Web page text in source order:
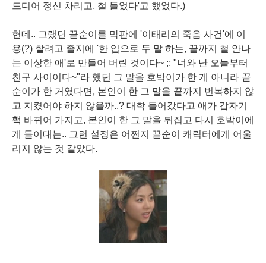
드디어 정신 차리고, 철 들었다'고 했었다.)
헌데.. 그랬던 끝순이를 막판에 '이태리의 죽음 사건'에 이
용(?) 할려고 졸지에 '한 입으로 두 말 하는, 끝까지 철 안나
는 이상한 애'로 만들어 버린 것이다~ ;; "너와 난 오늘부터
친구 사이이다~"라 했던 그 말을 호박이가 한 게 아니라 끝
순이가 한 거였다면, 본인이 한 그 말을 끝까지 번복하지 않
고 지켰어야 하지 않을까..? 대학 들어갔다고 애가 갑자기
홱 바뀌어 가지고, 본인이 한 그 말을 뒤집고 다시 호박이에
게 들이대는.. 그런 설정은 어쩐지 끝순이 캐릭터에게 어울
리지 않는 것 같았다.